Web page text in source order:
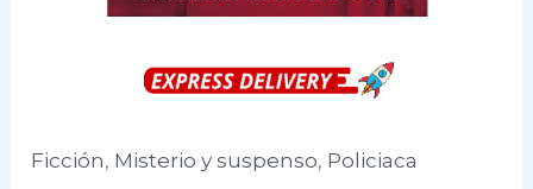
Ficción, Misterio y suspenso, Policiaca